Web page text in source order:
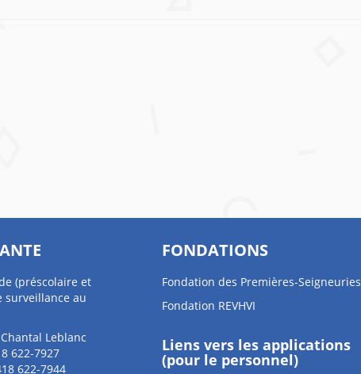
(préscolaire et
surveillance au
Leblanc
622-7927
622-7944
FONDATIONS
Fondation des Premières-Seigneuries
Fondation REVHVI
Liens vers les applications
(pour le personnel)